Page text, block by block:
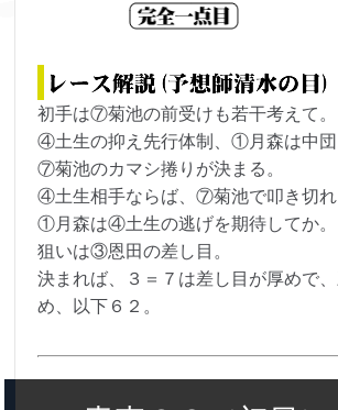
初手は⑦菊池の前受けも若干考えて。
④土生の抑え先行体制、①月森は中団
⑦菊池のカマシ捲りが決まる。
④土生相手ならば、⑦菊池で叩き切れ
①月森は④土生の逃げを期待してか。
狙いは③恩田の差し目。
決まれば、３＝７は差し目が厚めで
め、以下６２。